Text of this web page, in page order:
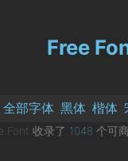
Free
全部字体 黑体 楷体
Font 收录了 1048 个可